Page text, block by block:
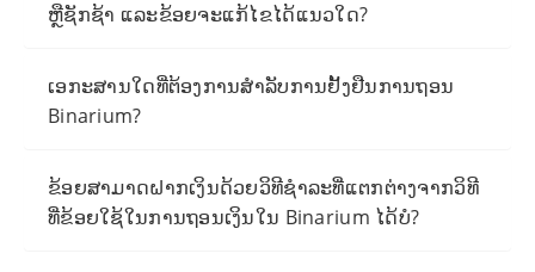
ຫຼືຊັກຊ້າ ແລະຂ້ອຍຈະແກ້ໄຂໄດ້ແນວໃດ?
ເອກະສານໃດທີ່ຕ້ອງການສໍາລັບການຢັ້ງຢືນການຖອນ
Binarium?
ຂ້ອຍສາມາດຝາກເງິນດ້ວຍວິທີຊໍາລະທີ່ແຕກຕ່າງຈາກວິທີ
ທີ່ຂ້ອຍໃຊ້ໃນການຖອນເງິນໃນ Binarium ໄດ້ບໍ?